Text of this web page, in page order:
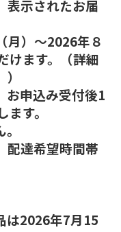
表示されたお届
）～2026年８
けます。（詳細
お申込み受付後1
す。
配達希望時間帯
は2026年7月15